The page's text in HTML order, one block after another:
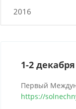
2016
1-2
Первый
https://